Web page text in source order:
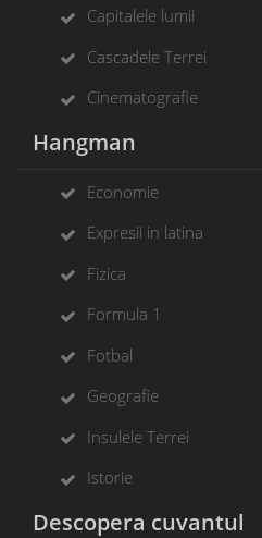
Capitalele lumii
Cascadele Terrei
Cinematografie
Hangman
Economie
Expresii in latina
Fizica
Formula 1
Fotbal
Geografie
Insulele Terrei
Istorie
Descopera cuvantul